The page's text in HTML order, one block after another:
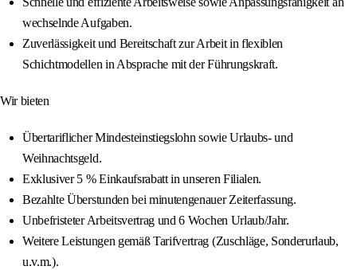
wechselnde Aufgaben.
Zuverlässigkeit und Bereitschaft zur Arbeit in flexiblen
Schichtmodellen in Absprache mit der Führungskraft.
Wir bieten
Übertariflicher Mindesteinstiegslohn sowie Urlaubs- und
Weihnachtsgeld.
Exklusiver 5 % Einkaufsrabatt in unseren Filialen.
Bezahlte Überstunden bei minutengenauer Zeiterfassung.
Unbefristeter Arbeitsvertrag und 6 Wochen Urlaub/Jahr.
Weitere Leistungen gemäß Tarifvertrag (Zuschläge, Sonderurlaub,
u.v.m.).